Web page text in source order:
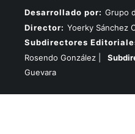
Desarrollado por: Grupo
Director: Yoerky Sánchez
Subdirectores
Rosendo González |
Guevara